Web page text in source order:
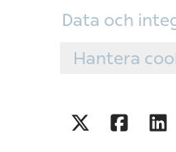
Data och
Hantera